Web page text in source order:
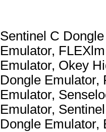
Sentinel C
Emulator,
Emulator, Okey
Dongle Emulator,
Emulator,
Emulator,
Dongle Emulator,